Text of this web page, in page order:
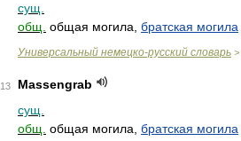
сущ.
общ. общая могила, братская могила
Универсальный немецко-русский словарь >
13
Massengrab
сущ.
общ. общая могила, братская могила